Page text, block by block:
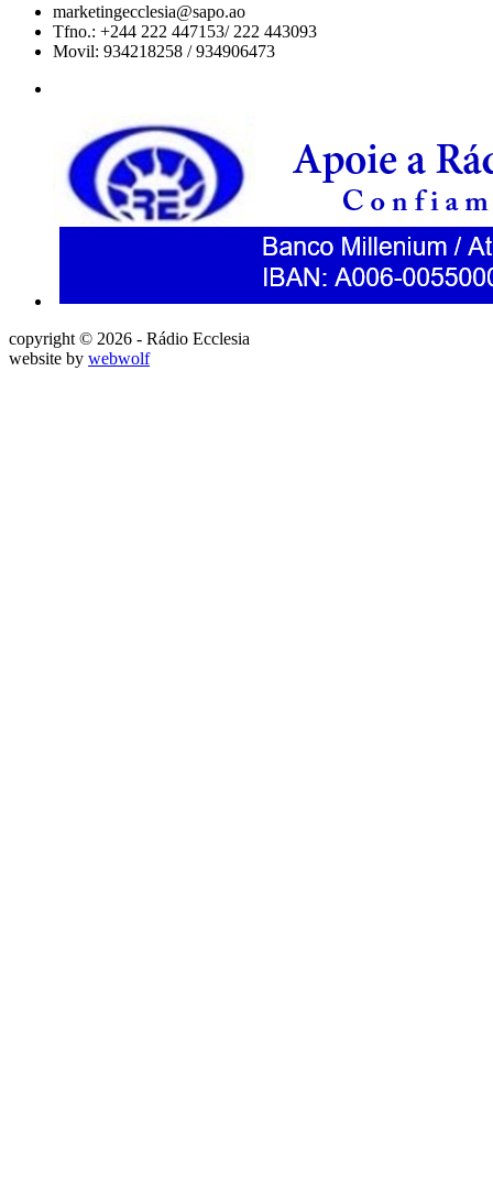
marketingecclesia@sapo.ao
Tfno.: +244 222 447153/ 222 443093
Movil: 934218258 / 934906473
copyright © 2026 - Rádio Ecclesia
website by webwolf